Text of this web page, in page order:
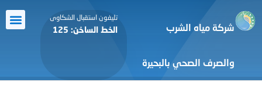
شركة مياه الشرب
والصرف الصحي بالبحيرة
تليفون استقبال الشكاوى
الخط الساخن: 125